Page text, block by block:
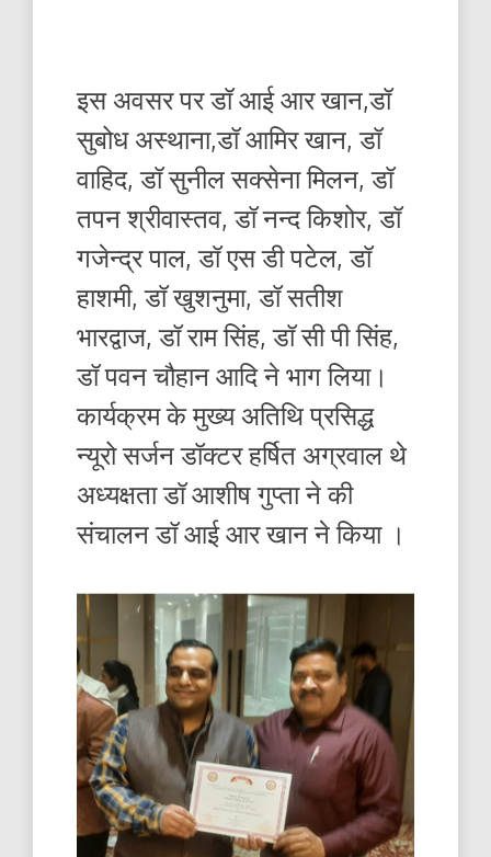
इस अवसर पर डॉ आई आर खान,डॉ
सुबोध अस्थाना,डॉ आमिर खान, डॉ
वाहिद, डॉ सुनील सक्सेना मिलन, डॉ
तपन श्रीवास्तव, डॉ नन्द किशोर, डॉ
गजेन्द्र पाल, डॉ एस डी पटेल, डॉ
हाशमी, डॉ खुशनुमा, डॉ सतीश
भारद्वाज, डॉ राम सिंह, डॉ सी पी सिंह,
डॉ पवन चौहान आदि ने भाग लिया।
कार्यक्रम के मुख्य अतिथि प्रसिद्ध
न्यूरो सर्जन डॉक्टर हर्षित अग्रवाल थे
अध्यक्षता डॉ आशीष गुप्ता ने की
संचालन डॉ आई आर खान ने किया ।